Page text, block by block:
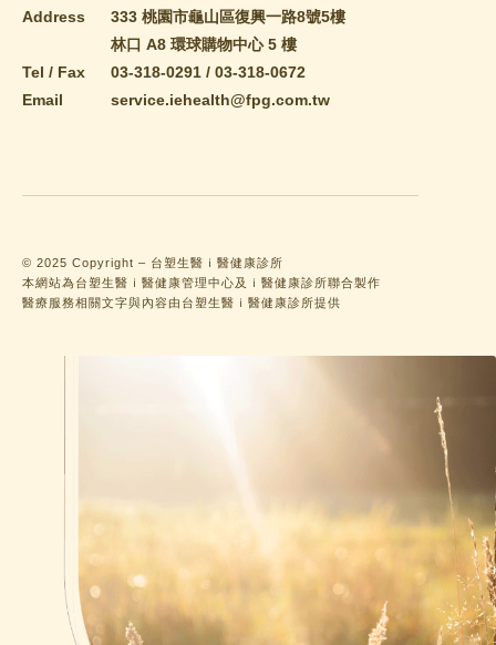
Address
333 桃園市龜山區復興一路8號5樓
林口 A8 環球購物中心 5 樓
Tel / Fax
03-318-0291 / 03-318-0672
Email
service.iehealth@fpg.com.tw
© 2025 Copyright – 台塑生醫ｉ醫健康診所
本網站為台塑生醫ｉ醫健康管理中心及ｉ醫健康診所聯合製作
醫療服務相關文字與內容由台塑生醫ｉ醫健康診所提供